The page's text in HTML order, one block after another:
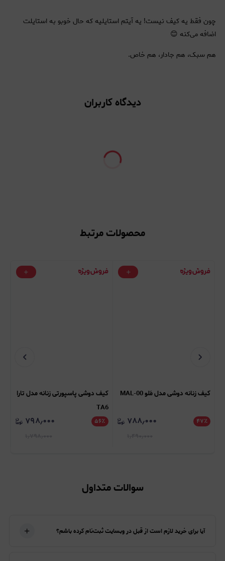
چون فقط یه کیف نیست! یه آیتم استایلیه که حال خوبو به استایلت
اضافه می‌کنه 😊
هم سبک، هم جادار، هم خاص.
دیدگاه کاربران
محصولات مرتبط
کیف زنانه دوشی مدل مَلو MAL-00
۴۷٪ ۷۸۸٫۰۰۰
کیف دوشی پاسپورتی زنانه مدل تارا
TA6
۵۶٪ ۷۹۸٫۰۰۰
سوالات متداول
آیا برای خرید لازم است از قبل در وبسایت ثبت‌نام کرده باشم؟